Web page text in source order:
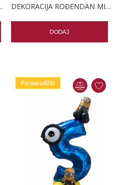
S - 10 BALONA DEKORACIJA ROĐENDAN MINIONI
DODAJ
Po narudžbi